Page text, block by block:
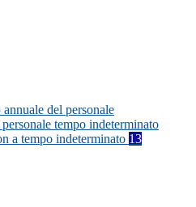
del personale
tempo indeterminato
a tempo indeterminato 13